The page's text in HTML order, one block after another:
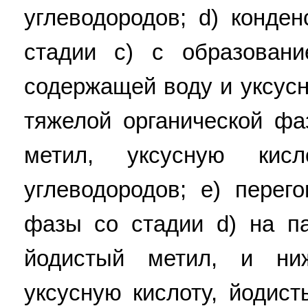
углеводородов; d)
стадии c) с
содержащей воду и
тяжелой органической
метил, уксусную
углеводородов; e)
фазы со стадии d) на
йодистый метил, и
уксусную кислоту,